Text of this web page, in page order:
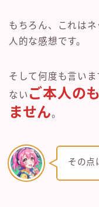
もちろん、これは
人的な感想です。
そして何度も言い
ない ご本人の
ません。
その点